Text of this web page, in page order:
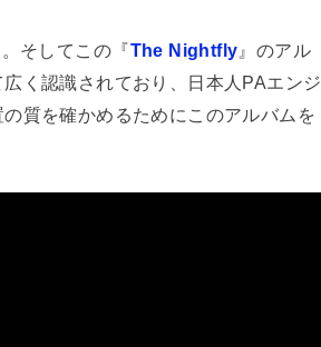
そしてこの『The Nightfly 』のアル
く認識されており、日本人PAエンジ
質を確かめるためにこのアルバムを